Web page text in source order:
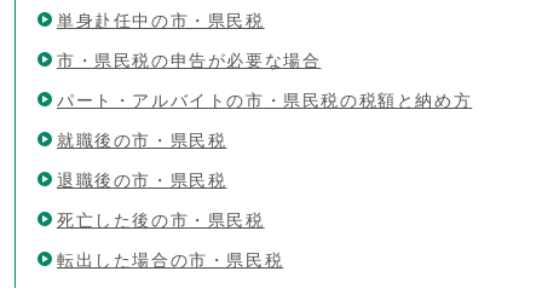
単身赴任中の市・県民税
市・県民税の申告が必要な場合
パート・アルバイトの市・県民税の税額と納め方
就職後の市・県民税
退職後の市・県民税
死亡した後の市・県民税
転出した場合の市・県民税